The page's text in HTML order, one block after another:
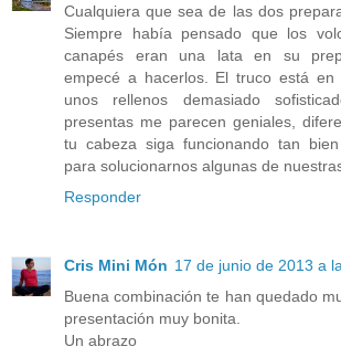
Cualquiera que sea de las dos
Siempre había pensado que los
canapés eran una lata en su
empecé a hacerlos. El truco está en
unos rellenos demasiado
presentas me parecen geniales,
tu cabeza siga funcionando tan
para solucionarnos algunas de
Responder
Cris Mini Món 17 de junio de 2013 a
Buena combinación te han quedado
presentación muy bonita.
Un abrazo